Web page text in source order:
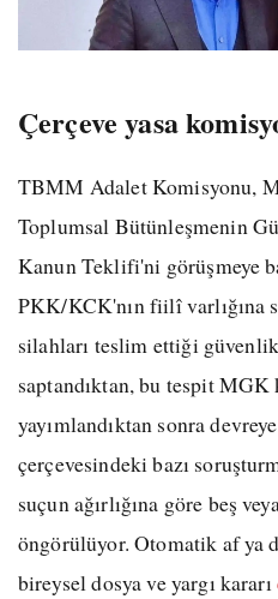
Çerçeve yasa
TBMM Adalet Komisyonu,
Toplumsal Bütünleşmenin
Kanun Teklifi'ni görüşmeye
PKK/KCK'nın fiilî varlığına
silahları teslim ettiği
saptandıktan, bu tespit MGK
yayımlandıktan sonra
çerçevesindeki bazı
suçun ağırlığına göre beş
öngörülüyor. Otomatik af ya
bireysel dosya ve yargı kararı